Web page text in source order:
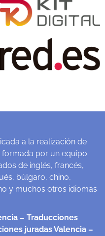
a la realización de
por un equipo
de inglés, francés,
búlgaro, chino,
y muchos otros idiomas
– Traducciones
juradas Valencia –